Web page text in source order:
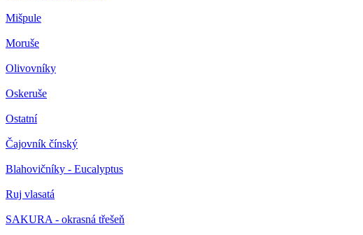
Mišpule
Moruše
Olivovníky
Oskeruše
Ostatní
Čajovník čínský
Blahovičníky - Eucalyptus
Ruj vlasatá
SAKURA - okrasná třešeň